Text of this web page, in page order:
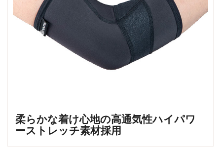
柔らかな着け心地の高通気性ハイパワ
ーストレッチ素材採用